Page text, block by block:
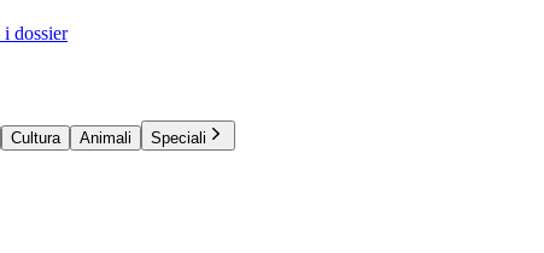
dossier
Cultura Animali
Speciali